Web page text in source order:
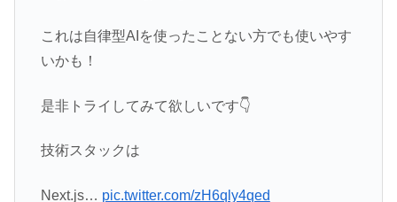
これは自律型AIを使ったことない方でも使いやす
いかも！
是非トライしてみて欲しいです👇
技術スタックは
Next.js… pic.twitter.com/zH6qly4qed